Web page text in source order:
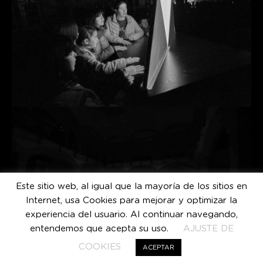
Este sitio web, al igual que la mayoría de los sitios en
Internet, usa Cookies para mejorar y optimizar la
experiencia del usuario. Al continuar navegando,
entendemos que acepta su uso.
AJUSTE DE
COOKIES ACEPTAR